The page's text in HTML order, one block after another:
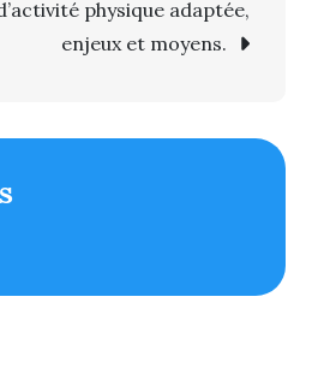
physique adaptée,
enjeux et moyens.